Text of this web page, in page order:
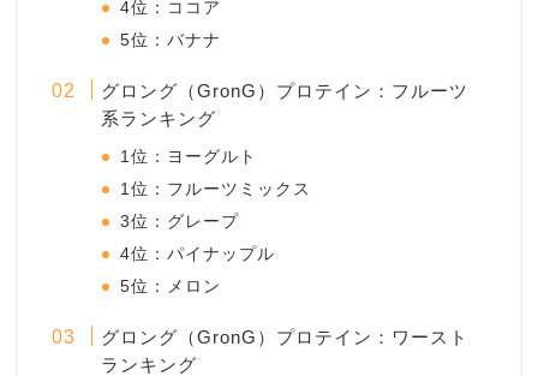
4位：ココア
5位：バナナ
グロング（GronG）プロテイン：フルーツ
系ランキング
1位：ヨーグルト
1位：フルーツミックス
3位：グレープ
4位：パイナップル
5位：メロン
グロング（GronG）プロテイン：ワースト
ランキング